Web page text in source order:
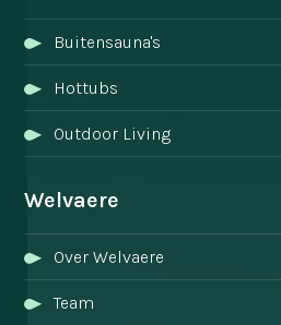
Buitensauna's
Hottubs
Outdoor Living
Welvaere
Over Welvaere
Team